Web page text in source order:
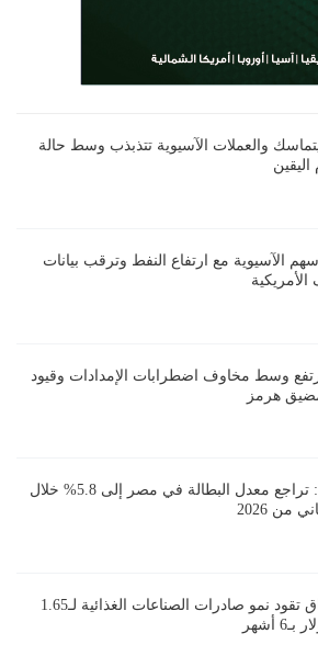
يتماسك والعملات الآسيوية تتذبذب وسط حالة
الآسيوية مع ارتفاع النفط وترقب بيانات
الأمريكية
وسط مخاوف اضطرابات الإمدادات وقيود
هرمز
الإحصاء: تراجع معدل البطالة في مصر إلى 5.8% خلال
من 2026
10 أسواق تقود نمو صادرات الصناعات الغذائية لـ1.65
أشهر